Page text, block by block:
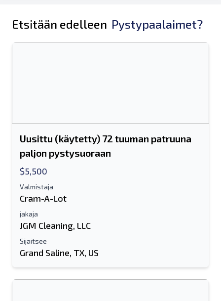
Etsitään edelleen Pystypaalaimet?
Uusittu (käytetty) 72 tuuman patruuna
paljon pystysuoraan
$5,500
Valmistaja
Cram-A-Lot
jakaja
JGM Cleaning, LLC
Sijaitsee
Grand Saline, TX, US